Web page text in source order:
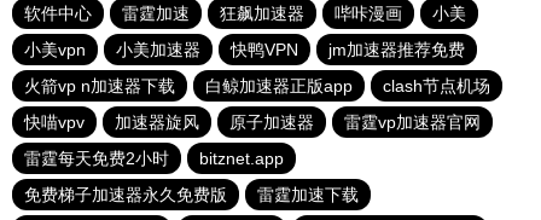
软件中心
雷霆加速 狂飙加速器 哔咔漫画
小美
小美vpn
小美加速器 快鸭VPN
jm加速器推荐免费
火箭vp n加速器下载
白鲸加速器正版app
clash节点机场
快喵vpv
加速器旋风 原子加速器
雷霆vp加速器官网
雷霆每天免费2小时
bitznet.app
免费梯子加速器永久免费版
雷霆加速下载